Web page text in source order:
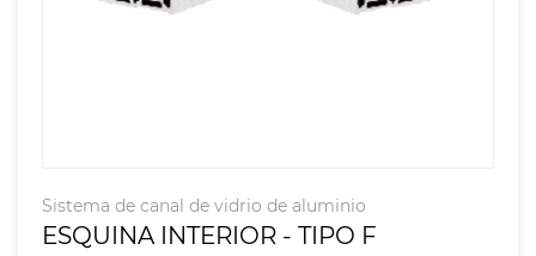
Sistema de canal de vidrio de aluminio
ESQUINA INTERIOR - TIPO F